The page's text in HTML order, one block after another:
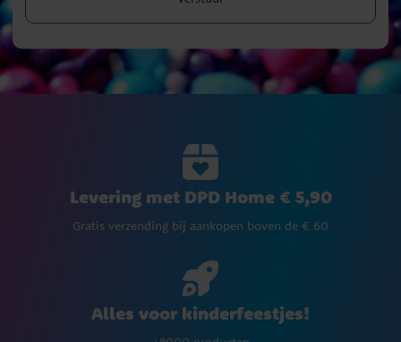
Levering met DPD Home € 5,90
Gratis verzending bij aankopen boven de € 60
Alles voor kinderfeestjes!